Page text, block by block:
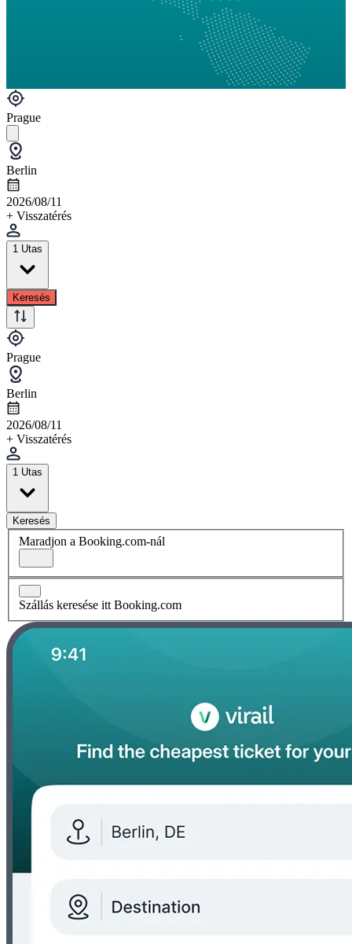
Prague
Berlin
2026/08/11
+ Visszatérés
1 Utas
Keresés
Prague
Berlin
2026/08/11
+ Visszatérés
1 Utas
Keresés
Maradjon a Booking.com-nál
Szállás keresése itt Booking.com